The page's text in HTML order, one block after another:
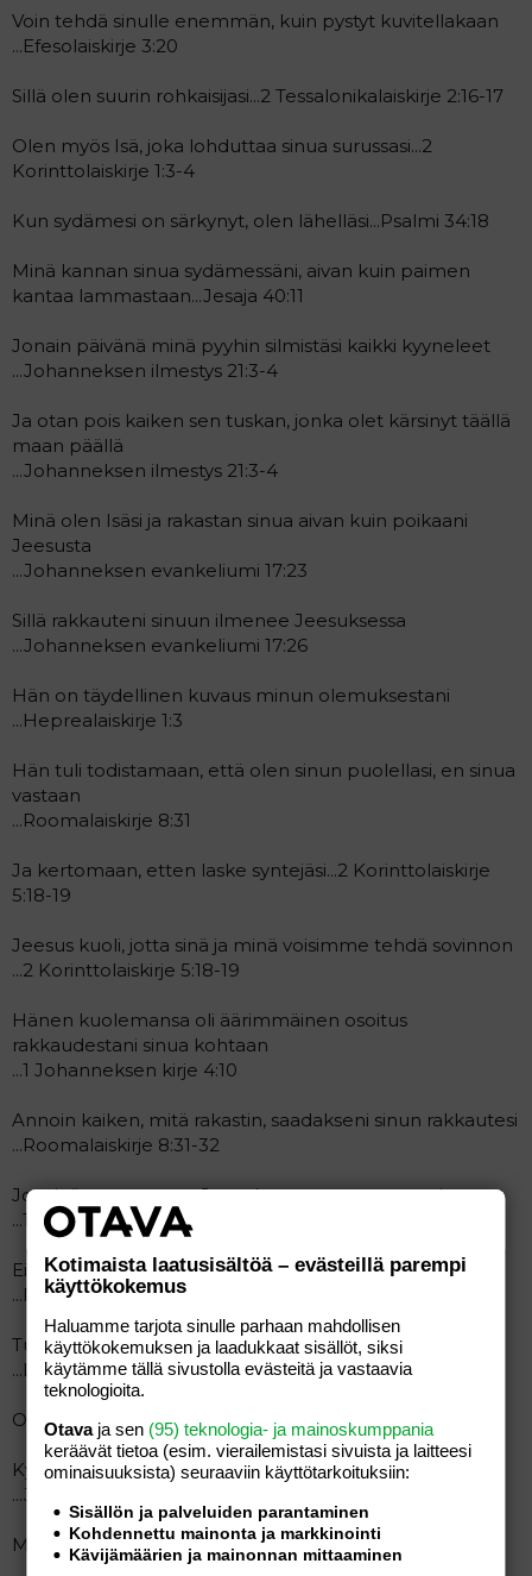
Voin tehdä sinulle enemmän, kuin pystyt kuvitellakaan
...Efesolaiskirje 3:20
Sillä olen suurin rohkaisijasi...2 Tessalonikalaiskirje 2:16-17
Olen myös Isä, joka lohduttaa sinua surussasi...2
Korinttolaiskirje 1:3-4
Kun sydämesi on särkynyt, olen lähelläsi...Psalmi 34:18
Minä kannan sinua sydämessäni, aivan kuin paimen
kantaa lammastaan...Jesaja 40:11
Jonain päivänä minä pyyhin silmistäsi kaikki kyyneleet
...Johanneksen ilmestys 21:3-4
Ja otan pois kaiken sen tuskan, jonka olet kärsinyt täällä
maan päällä
...Johanneksen ilmestys 21:3-4
Minä olen Isäsi ja rakastan sinua aivan kuin poikaani
Jeesusta
...Johanneksen evankeliumi 17:23
Sillä rakkauteni sinuun ilmenee Jeesuksessa
...Johanneksen evankeliumi 17:26
Hän on täydellinen kuvaus minun olemuksestani
...Heprealaiskirje 1:3
Hän tuli todistamaan, että olen sinun puolellasi, en sinua
vastaan
...Roomalaiskirje 8:31
Ja kertomaan, etten laske syntejäsi...2 Korinttolaiskirje
5:18-19
Jeesus kuoli, jotta sinä ja minä voisimme tehdä sovinnon
...2 Korinttolaiskirje 5:18-19
Hänen kuolemansa oli äärimmäinen osoitus
rakkaudestani sinua kohtaan
...1 Johanneksen kirje 4:10
Annoin kaiken, mitä rakastin, saadakseni sinun rakkautesi
...Roomalaiskirje 8:31-32
Jos sinä otat vastaan Jeesuksen, otat vastaan minut
...1 Johanneksen kirje 2:23
Eikä enää mikään erota sinua minun rakkaudestani
...Roomalaiskirje 8:38-39
Tule kotiin, ja taivaassa on suuremmat juhlat kuin ikinä
...Luukkaan evankeliumi 15:7
Olen aina ollut Isä ja olen aina Isä...Efesolaiskirje 3:14-15
Kysymykseni sinulle on...tuletko sinä minun lapsekseni?
...Johanneksen evankeliumi 1:12-13
Minä odotan sinua...Luukkaan evankeliumi 15:11-32
Kotimaista laatusisältöä – evästeillä parempi
käyttökokemus
Haluamme tarjota sinulle parhaan mahdollisen
käyttökokemuksen ja laadukkaat sisällöt, siksi
käytämme tällä sivustolla evästeitä ja vastaavia
teknologioita.
Otavaja sen (95) teknologia- ja mainoskumppania
keräävät tietoa (esim. vierailemis­tasi sivuista ja laitteesi
ominaisuuk­sista) seuraaviin käyttötarkoituksiin:
Sisällön ja palveluiden parantaminen
Kohdennettu mainonta ja markkinointi
Kävijämäärien ja mainonnan mittaaminen